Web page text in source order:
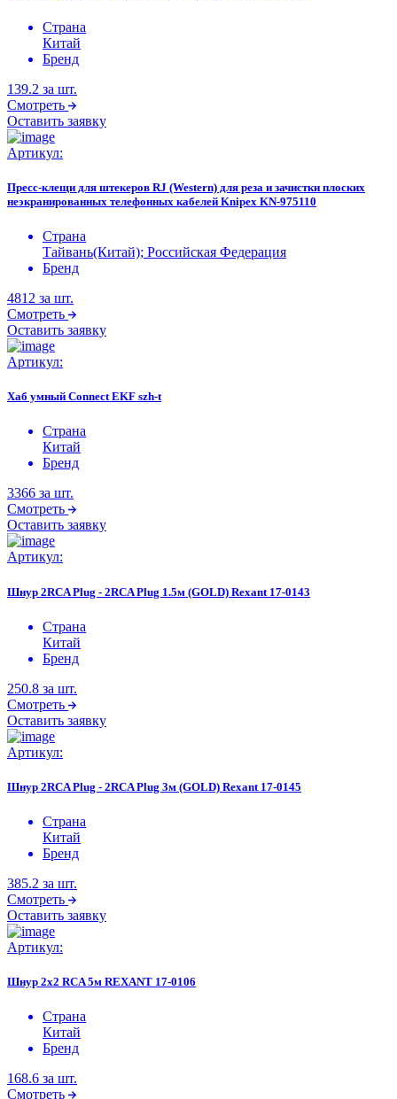
Страна
Китай
Бренд
139.2 за шт.
Смотреть
Оставить заявку
Артикул:
Пресс-клещи для штекеров RJ (Western) для реза и зачистки плоских
неэкранированных телефонных кабелей Knipex KN-975110
Страна
Тайвань(Китай); Российская Федерация
Бренд
4812 за шт.
Смотреть
Оставить заявку
Артикул:
Хаб умный Connect EKF szh-t
Страна
Китай
Бренд
3366 за шт.
Смотреть
Оставить заявку
Артикул:
Шнур 2RCA Plug - 2RCA Plug 1.5м (GOLD) Rexant 17-0143
Страна
Китай
Бренд
250.8 за шт.
Смотреть
Оставить заявку
Артикул:
Шнур 2RCA Plug - 2RCA Plug 3м (GOLD) Rexant 17-0145
Страна
Китай
Бренд
385.2 за шт.
Смотреть
Оставить заявку
Артикул:
Шнур 2х2 RCA 5м REXANT 17-0106
Страна
Китай
Бренд
168.6 за шт.
Смотреть